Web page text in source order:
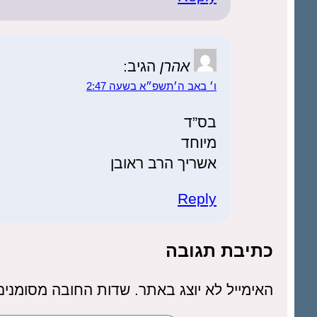
אהרן הגיב:
ו׳ באב ה׳תשפ״א בשעה 2:47
בס”ד
מיוחד
אשריך הרב ראובן
Reply
כתיבת תגובה
האימייל לא יוצג באתר. שדות החובה